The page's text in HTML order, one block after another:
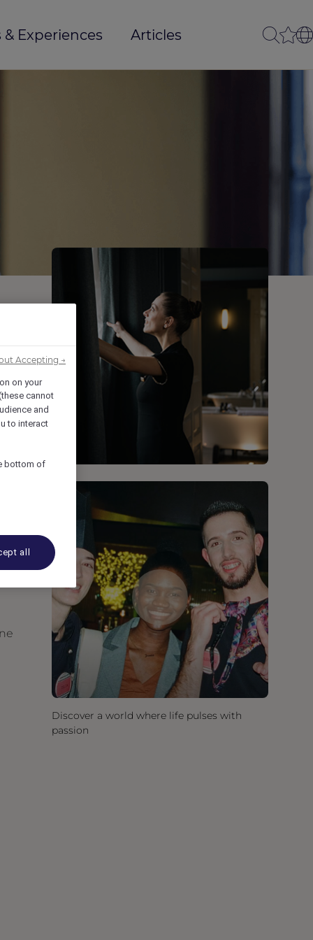
Experiences Articles
Discover a world where life pulses with
passion
on your
cannot
and
to interact
bottom of
all
Accepting →